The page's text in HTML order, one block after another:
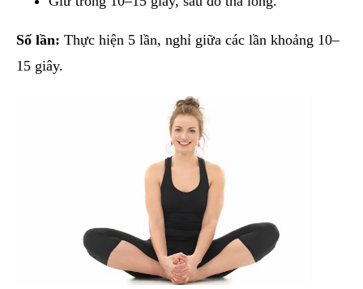
Số lần: Thực hiện 5 lần, nghỉ giữa các lần khoảng 10–
15 giây.